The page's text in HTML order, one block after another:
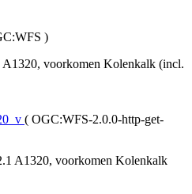
)
voorkomen Kolenkalk (incl.
( OGC:WFS-2.0.0-http-get-
A1320, voorkomen Kolenkalk